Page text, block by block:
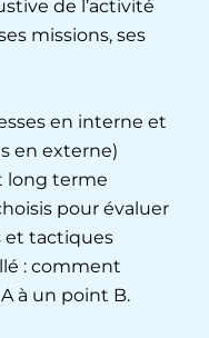
de l’activité
missions, ses
en interne et
en externe)
long terme
pour évaluer
et tactiques
: comment
à un point B.